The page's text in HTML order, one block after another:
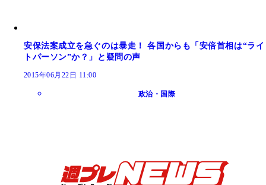
安保法案成立を急ぐのは暴走！ 各国からも「安倍首相は“ライ
トパーソン”か？」と疑問の声
2015年06月22日 11:00
政治・国際